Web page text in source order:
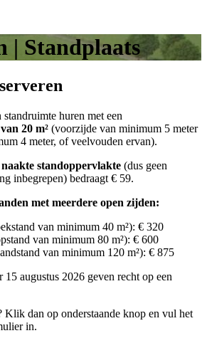
| Standplaats
huren met een
20 m² (voorzijde van minimum 5 meter
4 meter, of veelvouden ervan).
naakte standoppervlakte (dus geen
inbegrepen) bedraagt € 59.
met meerdere open zijden:
van minimum 40 m²): € 320
van minimum 80 m²): € 600
van minimum 120 m²): € 875
augustus 2026 geven recht op een
Klik dan op onderstaande knop en vul het
in.